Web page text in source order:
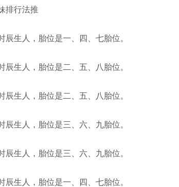
排行法推
辰生人，胎位是一、四、七胎位。
辰生人，胎位是二、五、八胎位。
辰生人，胎位是二、五、八胎位。
辰生人，胎位是三、六、九胎位。
辰生人，胎位是三、六、九胎位。
辰生人，胎位是一、四、七胎位。